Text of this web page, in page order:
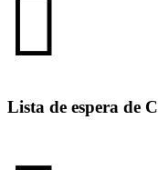
Lista de espera de